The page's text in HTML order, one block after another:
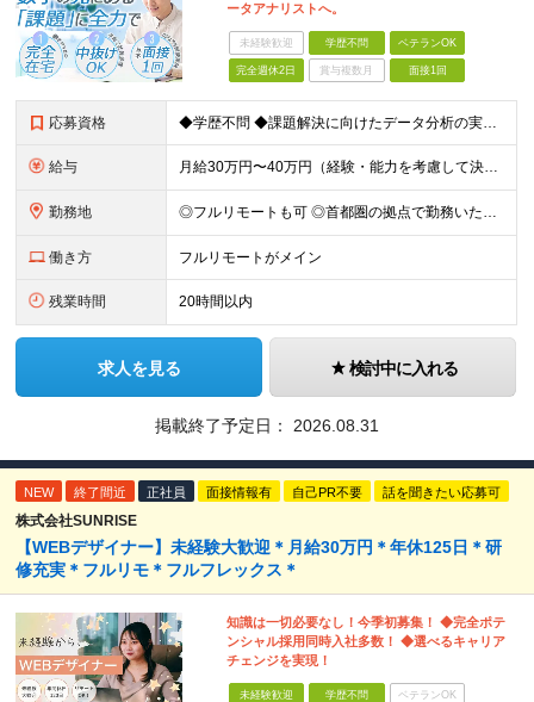
ータアナリストへ。
未経験歓迎 学歴不問 ベテランOK
完全週休2日 賞与複数月 面接1回
応募資格 ◆学歴不問 ◆課題解決に向けたデータ分析の実務経験 ※事業会社でのご経験をお持ちの方、 データ分析～プレゼンまでのご経験をお持ちの方は尚歓迎します ＜歓迎要件・求める人物像＞ ◎複雑な課題を整理し
給与 月給30万円〜40万円（経験・能力を考慮して決定） ※固定残業代20時間分（4.0〜5.5万円）含む／超過分は全額支給 ※経験・スキルを考慮のうえ決定いたします ※6ヶ月の試用期間あり。期間中の待遇に
勤務地 ◎フルリモートも可 ◎首都圏の拠点で勤務いただくことを想定しております ■本社（湘南本社） 神奈川県藤沢市辻堂神台2-2-1 アイクロス湘南8階 └JR東海道線「辻堂駅」徒歩3分 ■東北支社 秋田
働き方 フルリモートがメイン
残業時間 20時間以内
求人を見る 検討中に入れる
掲載終了予定日： 2026.08.31
NEW 終了間近 正社員 面接情報有 自己PR不要 話を聞きたい応募可
株式会社SUNRISE
【WEBデザイナー】未経験大歓迎＊月給30万円＊年休125日＊研
修充実＊フルリモ＊フルフレックス＊
知識は一切必要なし！今季初募集！ ◆完全ポテ
ンシャル採用同時入社多数！ ◆選べるキャリア
チェンジを実現！
未経験歓迎 学歴不問 ベテランOK